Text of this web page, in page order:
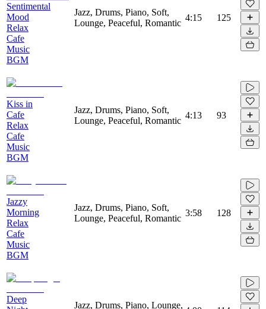
Sentimental
Mood
Relax
Cafe
Music
BGM
Jazz, Drums, Piano, Soft,
Lounge, Peaceful, Romantic
4:15 125
Kiss in
Cafe
Relax
Cafe
Music
BGM
Jazz, Drums, Piano, Soft,
Lounge, Peaceful, Romantic
4:13 93
Jazzy
Morning
Relax
Cafe
Music
BGM
Jazz, Drums, Piano, Soft,
Lounge, Peaceful, Romantic
3:58 128
Deep
Jazz, Drums, Piano, Lounge,